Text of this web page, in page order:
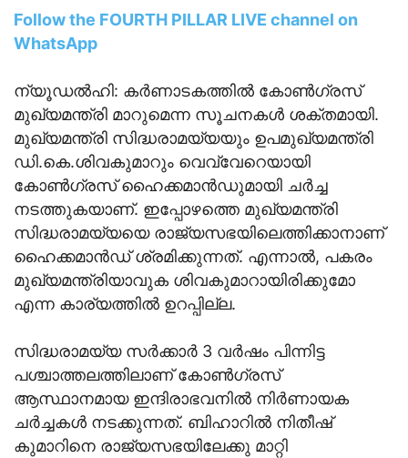
Follow the FOURTH PILLAR LIVE channel on
WhatsApp
ന്യൂഡല്‍ഹി: കര്‍ണാടകത്തിൽ കോൺഗ്രസ്
മുഖ്യമന്ത്രി മാറുമെന്ന സൂചനകൾ ശക്തമായി.
മുഖ്യമന്ത്രി സിദ്ധരാമയ്യയും ഉപമുഖ്യമന്ത്രി
ഡി.കെ.ശിവകുമാറും വെവ്വേറെയായി
കോൺഗ്രസ് ഹൈക്കമാൻഡുമായി ചർച്ച
നടത്തുകയാണ്. ഇപ്പോഴത്തെ മുഖ്യമന്ത്രി
സിദ്ധരാമയ്യയെ രാജ്യസഭയിലെത്തിക്കാനാണ്
ഹൈക്കമാൻഡ് ശ്രമിക്കുന്നത്. എന്നാൽ, പകരം
മുഖ്യമന്ത്രിയാവുക ശിവകുമാറായിരിക്കുമോ
എന്ന കാര്യത്തിൽ ഉറപ്പില്ല.
സിദ്ധരാമയ്യ സർക്കാർ 3 വർഷം പിന്നിട്ട
പശ്ചാത്തലത്തിലാണ് കോൺഗ്രസ്
ആസ്ഥാനമായ ഇന്ദിരാഭവനിൽ നിർണായക
ചർച്ചകൾ നടക്കുന്നത്. ബിഹാറിൽ നിതീഷ്
കുമാറിനെ രാജ്യസഭയിലേക്കു മാറ്റി